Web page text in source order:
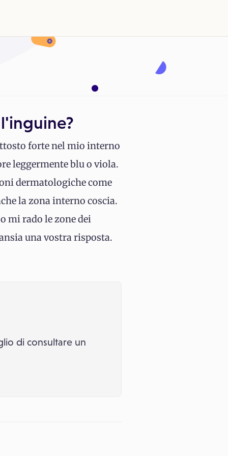
forte nel mio interno
leggermente blu o viola.
dermatologiche come
la zona interno coscia.
mi rado le zone dei
una vostra risposta.
di consultare un